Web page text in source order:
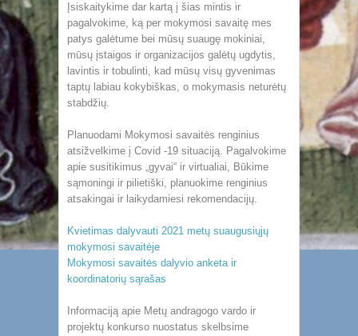
Įsiskaitykime dar kartą į šias mintis ir
pagalvokime, ką per mokymosi savaitę mes
patys galėtume bei mūsų suaugę mokiniai,
mūsų įstaigos ir organizacijos galėtų ugdytis,
lavintis ir tobulinti, kad mūsų visų gyvenimas
taptų labiau kokybiškas, o mokymasis neturėtų
stabdžių.
Planuodami Mokymosi savaitės renginius
atsižvelkime į Covid -19 situaciją. Pagalvokime
apie susitikimus „gyvai“ ir virtualiai, Būkime
sąmoningi ir pilietiški, planuokime renginius
atsakingai ir laikydamiesi rekomendacijų.
Kvietimas dalyvauti 2021 metų suaugusiųjų
mokymosi savaitėje
Mokymosi savaitės dalyvio anketa ir
koordinatorių sąrašas
Informaciją apie Metų andragogo vardo ir
projektų konkurso nuostatus skelbsime